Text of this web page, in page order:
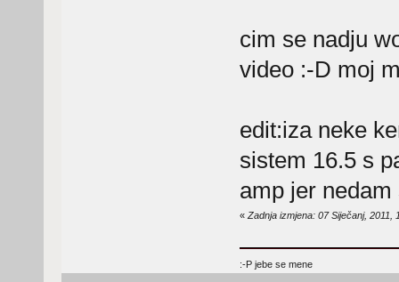
cim se nadju
video :-D moj
edit:iza neke
sistem 16.5 s
amp jer
« Zadnja izmjena: 07 Siječanj, 2011,
:-P jebe se mene